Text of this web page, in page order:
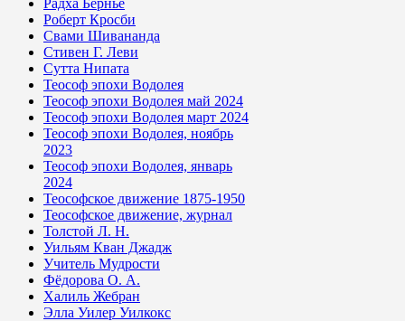
Роберт Кросби
Свами Шивананда
Стивен Г. Леви
Сутта Нипата
Теософ эпохи Водолея
Теософ эпохи Водолея май 2024
Теософ эпохи Водолея март 2024
Теософ эпохи Водолея, ноябрь
2023
Теософ эпохи Водолея, январь
2024
Теософское движение 1875-1950
Теософское движение, журнал
Толстой Л. Н.
Уильям Кван Джадж
Учитель Мудрости
Фёдорова О. А.
Халиль Жебран
Элла Уилер Уилкокс